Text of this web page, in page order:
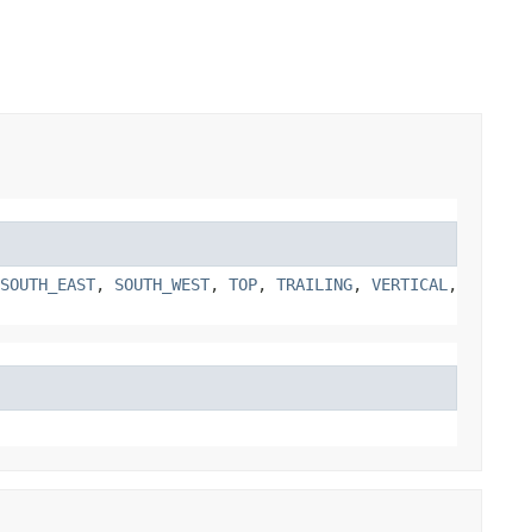
SOUTH_EAST, SOUTH_WEST, TOP, TRAILING, VERTICAL ,